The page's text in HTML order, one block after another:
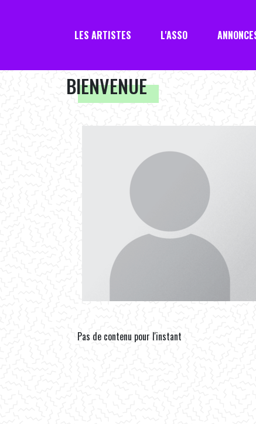
LES ARTISTES L'ASSO
BIENVENUE
Pas de contenu pour l'instant